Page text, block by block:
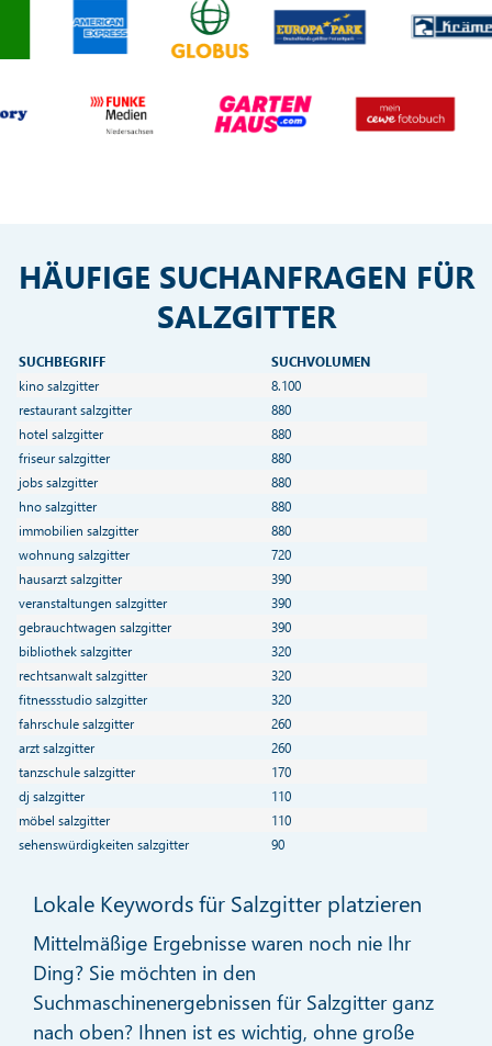
HÄUFIGE SUCHANFRAGEN FÜR
SALZGITTER
SUCHBEGRIFF
SUCHVOLUMEN
kino salzgitter
8.100
restaurant salzgitter
880
hotel salzgitter
880
friseur salzgitter
880
jobs salzgitter
880
hno salzgitter
880
immobilien salzgitter
880
wohnung salzgitter
720
hausarzt salzgitter
390
veranstaltungen salzgitter
390
gebrauchtwagen salzgitter
390
bibliothek salzgitter
320
rechtsanwalt salzgitter
320
fitnessstudio salzgitter
320
fahrschule salzgitter
260
arzt salzgitter
260
tanzschule salzgitter
170
dj salzgitter
110
möbel salzgitter
110
sehenswürdigkeiten salzgitter
90
Lokale Keywords für Salzgitter platzieren
Mittelmäßige Ergebnisse waren noch nie Ihr
Ding? Sie möchten in den
Suchmaschinenergebnissen für Salzgitter ganz
nach oben? Ihnen ist es wichtig, ohne große